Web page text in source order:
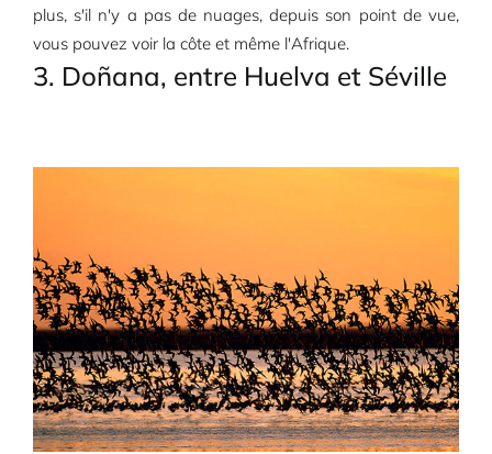
plus, s'il n'y a pas de nuages, depuis son point de vue,
vous pouvez voir la côte et même l'Afrique.
3. Doñana, entre Huelva et Séville